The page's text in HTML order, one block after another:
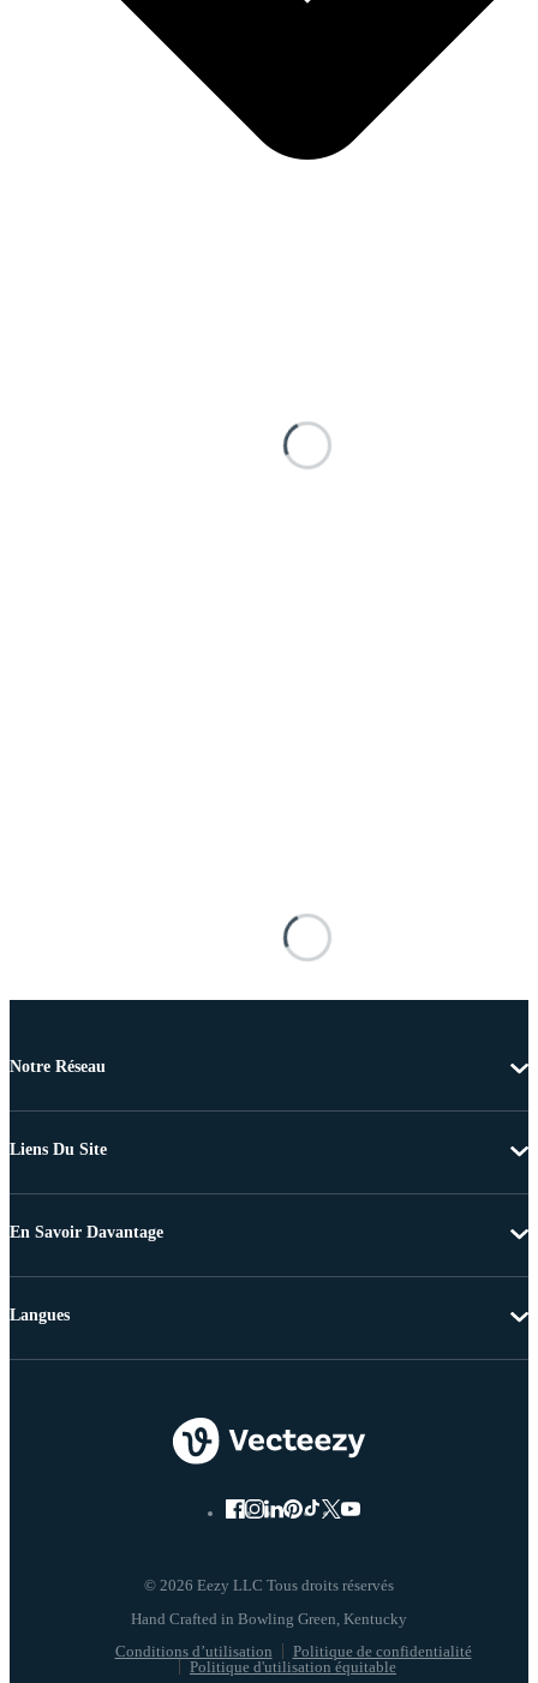
Notre Réseau
Liens Du Site
En Savoir Davantage
© 2026 Eezy LLC Tous droits réservés
Conditions d’utilisation
Politique de confidentialité
Politique d'utilisation équitable
Langues